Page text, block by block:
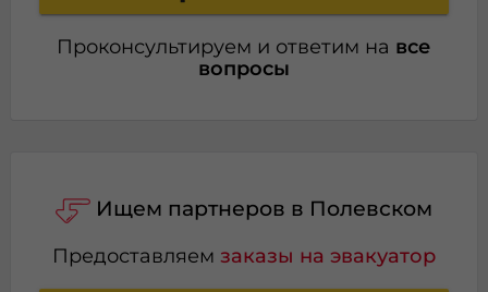
Проконсультируем и ответим на все
вопросы
Ищем партнеров в Полевском
Предоставляем заказы на эвакуатор